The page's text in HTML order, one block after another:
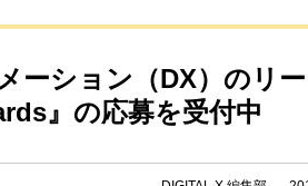
ーション（DX）のリ
』の応募を受付中